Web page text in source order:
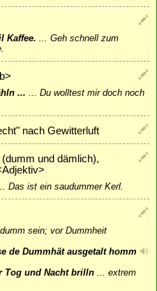
Kaffee.
Geh schnell zum
...
Du wolltest mir doch noch
nach Gewitterluft
und dämlich),
Das ist ein saudummer Kerl.
dumm sein; vor Dummheit
de Dummhät ausgetalt homm
Tog und Nacht brilln
extrem